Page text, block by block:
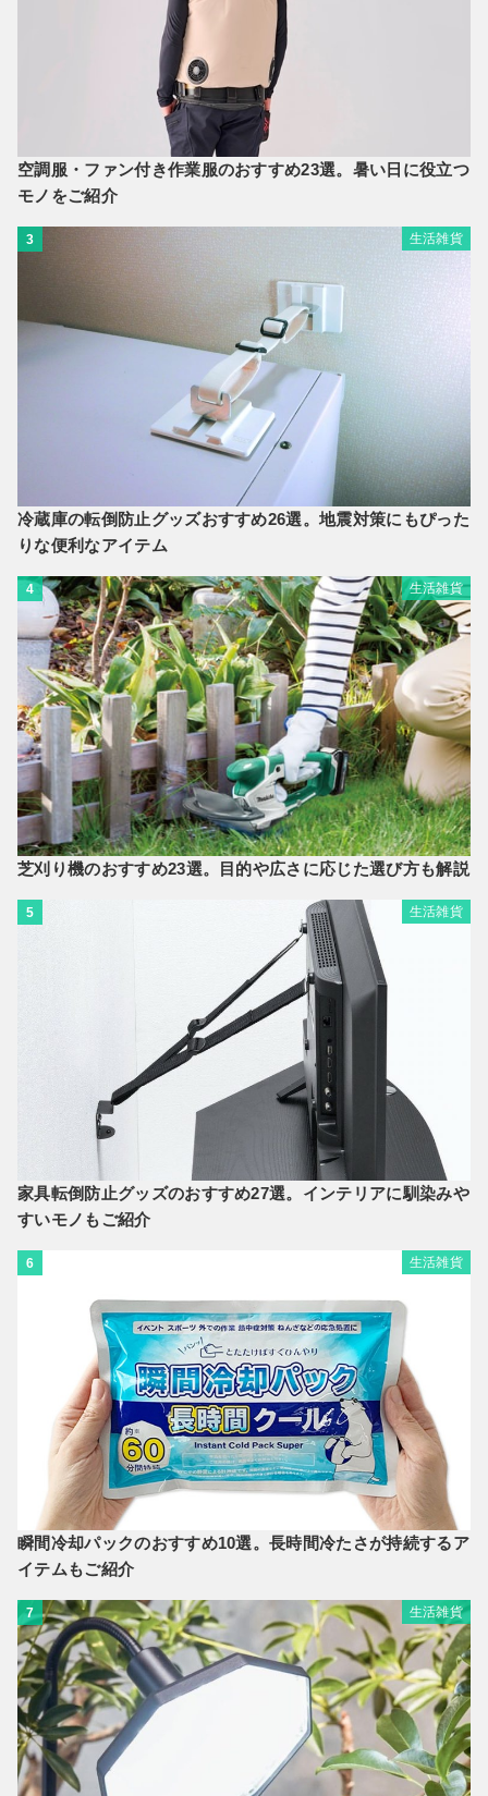
空調服・ファン付き作業服のおすすめ23選。暑い日に役立つ
モノをご紹介
3 生活雑貨
冷蔵庫の転倒防止グッズおすすめ26選。地震対策にもぴった
りな便利なアイテム
4 生活雑貨
芝刈り機のおすすめ23選。目的や広さに応じた選び方も解説
5 生活雑貨
家具転倒防止グッズのおすすめ27選。インテリアに馴染みや
すいモノもご紹介
6 生活雑貨
瞬間冷却パックのおすすめ10選。長時間冷たさが持続するア
イテムもご紹介
7 生活雑貨